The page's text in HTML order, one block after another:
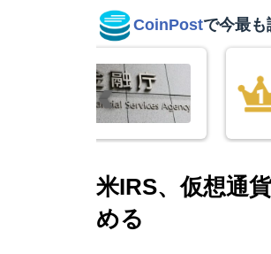
CoinPostで今最も
米IRS、仮想通
める